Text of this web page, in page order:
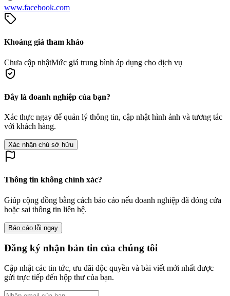
www.facebook.com
Khoảng giá tham khảo
Chưa cập nhậtMức giá trung bình áp dụng cho dịch vụ
Đây là doanh nghiệp của bạn?
Xác thực ngay để quản lý thông tin, cập nhật hình ảnh và tương tác
với khách hàng.
Xác nhận chủ sở hữu
Thông tin không chính xác?
Giúp cộng đồng bằng cách báo cáo nếu doanh nghiệp đã đóng cửa
hoặc sai thông tin liên hệ.
Báo cáo lỗi ngay
Đăng ký nhận bản tin của chúng tôi
Cập nhật các tin tức, ưu đãi độc quyền và bài viết mới nhất được
gửi trực tiếp đến hộp thư của bạn.